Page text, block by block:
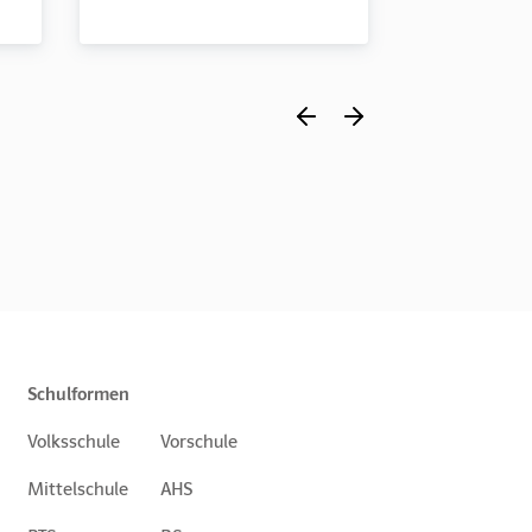
Schulformen
Volksschule Vorschule
Mittelschule AHS